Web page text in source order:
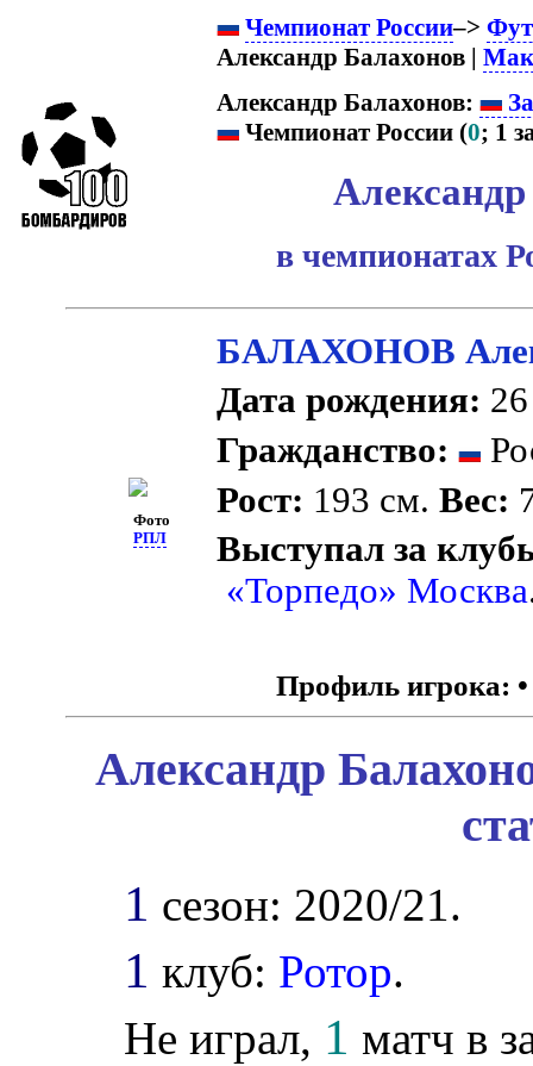
Чемпионат России–>
Александр Балахонов |
Александр Балахонов:
Чемпионат России (0; 1
в чемпионатах
Фото
РПЛ
БАЛАХОНОВ
Дата рождения:
Гражданство:
Рост: 193 см. Вес:
Выступал за
«Торпедо» Москва
Профиль игрока:
Александр
1 сезон: 2020/21.
1 клуб: Ротор.
Не играл, 1 матч в